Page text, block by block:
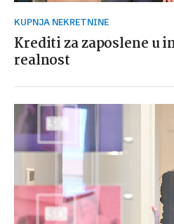
KUPNJA NEKRETNINE
Krediti za zaposlene u
realnost